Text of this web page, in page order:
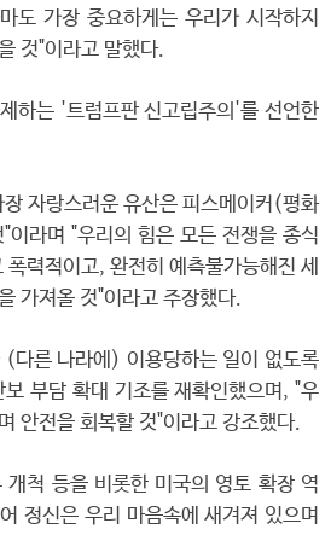
도 가장 중요하게는 우리가 시작하지
것"이라고 말했다.
하는 '트럼프판 신고립주의'를 선언한
자랑스러운 유산은 피스메이커(평화
이라며 "우리의 힘은 모든 전쟁을 종식
력적이고, 완전히 예측불가능해진 세
가져올 것"이라고 주장했다.
(다른 나라에) 이용당하는 일이 없도록
부담 확대 기조를 재확인했으며, "우
안전을 회복할 것"이라고 강조했다.
척 등을 비롯한 미국의 영토 확장 역
정신은 우리 마음속에 새겨져 있으며